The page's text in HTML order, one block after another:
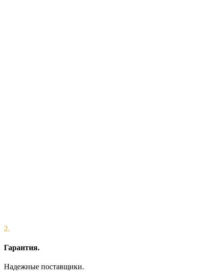
2.
Гарантия.
Надежные поставщики.